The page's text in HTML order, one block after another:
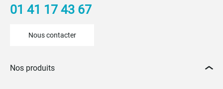
01 41 17 43 67
Nous contacter
Nos produits